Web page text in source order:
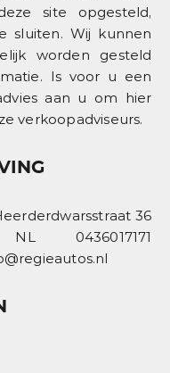
site opgesteld,
sluiten. Wij kunnen
worden gesteld
Is voor u een
aan u om hier
verkoopadviseurs.
36
0436017171